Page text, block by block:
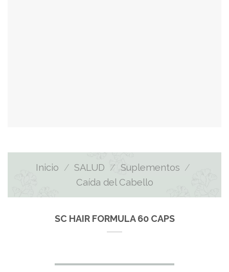
Inicio / SALUD / Suplementos /
Caída del Cabello
SC HAIR FORMULA 60 CAPS